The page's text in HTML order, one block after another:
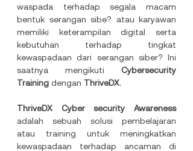
waspada terhadap segala macam
bentuk serangan sibe? atau karyawan
memiliki keterampilan digital serta
kebutuhan terhadap tingkat
kewaspadaan dari serangan siber? Ini
saatnya mengikuti Cybersecurity
Training dengan ThriveDX.
ThriveDX Cyber security Awareness
adalah sebuah solusi pembelajaran
atau training untuk meningkatkan
kewaspadaan terhadap ancaman di